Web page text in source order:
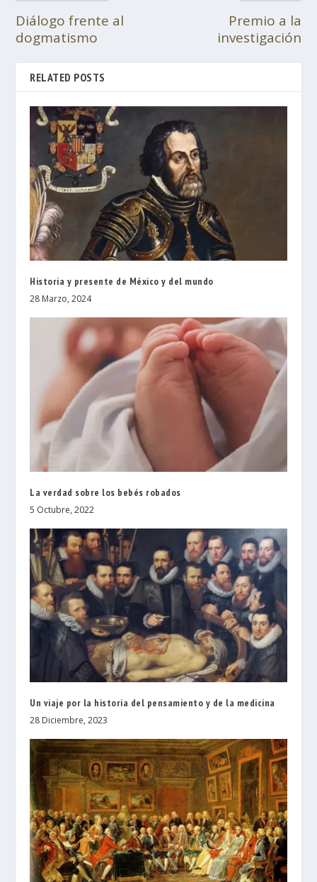
Diálogo frente al
dogmatismo
Premio a la
investigación
RELATED POSTS
Historia y presente de México y del mundo
28 Marzo, 2024
La verdad sobre los bebés robados
5 Octubre, 2022
Un viaje por la historia del pensamiento y de la medicina
28 Diciembre, 2023